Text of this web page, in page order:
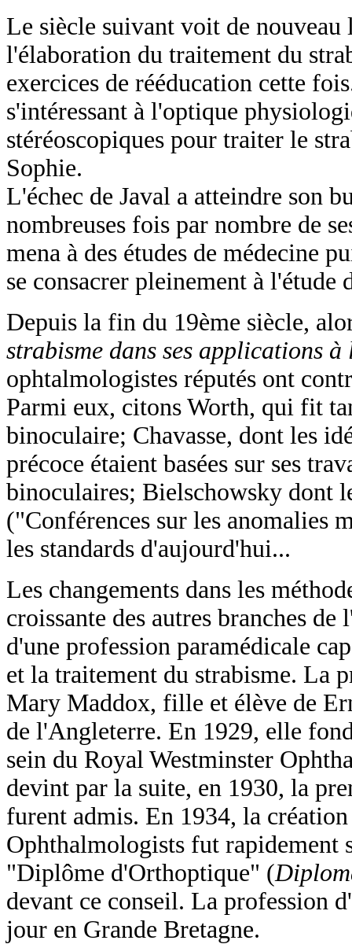
Le siècle suivant voit de nouveau
l'élaboration du traitement du
exercices de rééducation cette
s'intéressant à l'optique
stéréoscopiques pour traiter le
Sophie.
L'échec de Javal a atteindre son
nombreuses fois par nombre de
mena à des études de médecine
se consacrer pleinement à l'étude
Depuis la fin du 19ème siècle,
strabisme dans ses applications
ophtalmologistes réputés ont
Parmi eux, citons Worth, qui fit
binoculaire; Chavasse, dont les
précoce étaient basées sur ses
binoculaires; Bielschowsky dont
("Conférences sur les anomalies
les standards d'aujourd'hui...
Les changements dans les
croissante des autres branches
d'une profession paramédicale
et la traitement du strabisme. La
Mary Maddox, fille et élève de
de l'Angleterre. En 1929, elle
sein du Royal Westminster
devint par la suite, en 1930, la
furent admis. En 1934, la
Ophthalmologists fut rapidement
"Diplôme d'Orthoptique" (
devant ce conseil. La profession
jour en Grande Bretagne.